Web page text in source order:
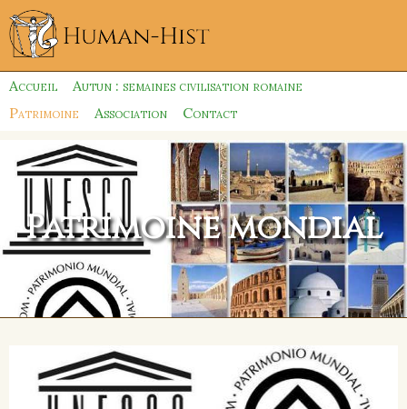
Accueil
Autun : semaines civilisation romaine
Patrimoine
Association Contact
Patrimoine mondial